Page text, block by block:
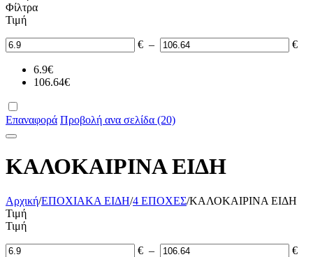
Φίλτρα
Τιμή
€ – €
6.9€
106.64€
Επαναφορά Προβολή ανα σελίδα (20)
ΚΑΛΟΚΑΙΡΙΝΑ ΕΙΔΗ
Αρχική/ΕΠΟΧΙΑΚΑ ΕΙΔΗ/4 ΕΠΟΧΕΣ/ΚΑΛΟΚΑΙΡΙΝΑ ΕΙΔΗ
Τιμή
Τιμή
€ – €